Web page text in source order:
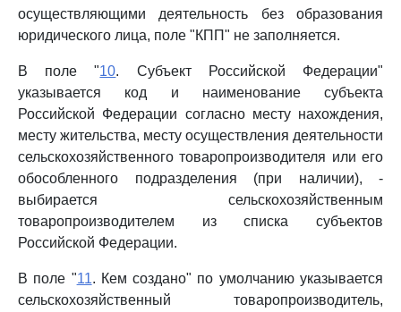
осуществляющими деятельность без образования
юридического лица, поле "КПП" не заполняется.
В поле "10. Субъект Российской Федерации"
указывается код и наименование субъекта
Российской Федерации согласно месту нахождения,
месту жительства, месту осуществления деятельности
сельскохозяйственного товаропроизводителя или его
обособленного подразделения (при наличии), -
выбирается сельскохозяйственным
товаропроизводителем из списка субъектов
Российской Федерации.
В поле "11. Кем создано" по умолчанию указывается
сельскохозяйственный товаропроизводитель,